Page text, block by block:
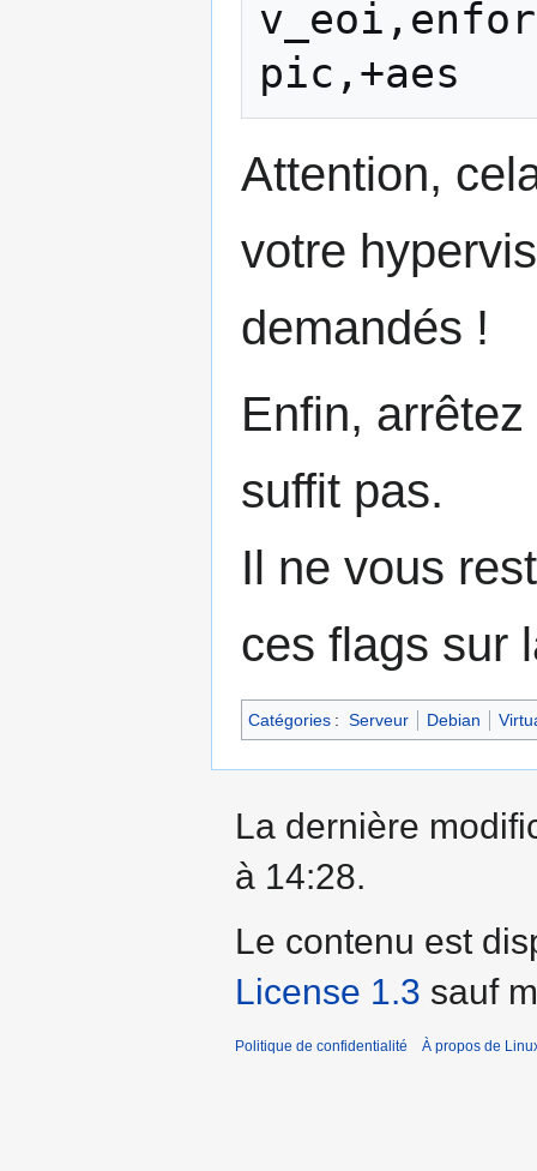
pic,+aes
Attention,
votre
demandés !
Enfin,
suffit pas.
Il ne vous
ces flags sur
Catégories : Serveur Debian
La dernière
à 14:28.
Le contenu est
License 1.3 sauf
Politique de confidentialité À propos de